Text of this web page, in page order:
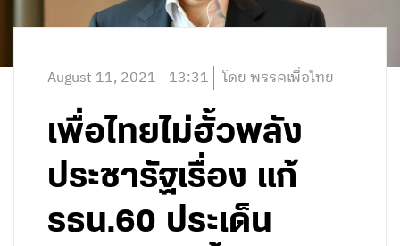
August 11, 2021 - 13:31 โดย พรรคเพื่อไทย
เพื่อไทยไม่ฮั้วพลัง
ประชารัฐเรื่อง แก้
รธน.60 ประเด็น